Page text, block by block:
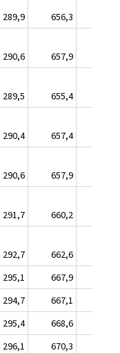
289,9 656,3
290,6 657,9
289,5 655,4
290,4 657,4
290,6 657,9
291,7 660,2
292,7 662,6
295,1 667,9
294,7 667,1
295,4 668,6
296,1 670,3